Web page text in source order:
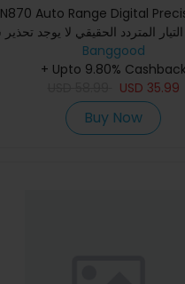
Auto Range Digital
NC
Banggood
+ Upto 9.80% Cashback
USD 35.99
Buy Now